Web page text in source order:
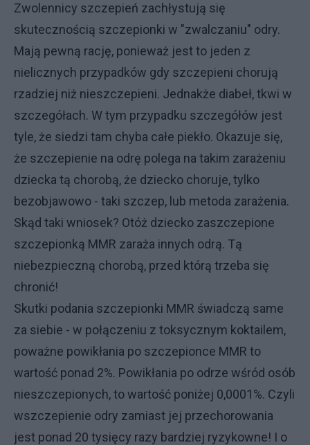
Zwolennicy szczepień zachłystują się
skutecznością szczepionki w "zwalczaniu" odry.
Mają pewną rację, ponieważ jest to jeden z
nielicznych przypadków gdy szczepieni chorują
rzadziej niż nieszczepieni. Jednakże diabeł, tkwi w
szczegółach. W tym przypadku szczegółów jest
tyle, że siedzi tam chyba całe piekło. Okazuje się,
że szczepienie na odrę polega na takim zarażeniu
dziecka tą chorobą, że dziecko choruje, tylko
bezobjawowo - taki szczep, lub metoda zarażenia.
Skąd taki wniosek? Otóż dziecko zaszczepione
szczepionką MMR zaraża innych odrą. Tą
niebezpieczną chorobą, przed którą trzeba się
chronić!
Skutki podania szczepionki MMR świadczą same
za siebie - w połączeniu z toksycznym koktailem,
poważne powikłania po szczepionce MMR to
wartość ponad 2%. Powikłania po odrze wśród osób
nieszczepionych, to wartość poniżej 0,0001%. Czyli
wszczepienie odry zamiast jej przechorowania
jest ponad 20 tysięcy razy bardziej ryzykowne! I o